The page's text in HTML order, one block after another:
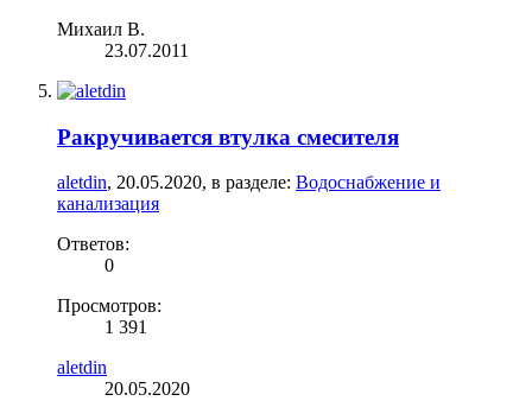
Михаил В.
23.07.2011
Ракручивается втулка смесителя
aletdin, 20.05.2020, в разделе: Водоснабжение и
канализация
Ответов:
0
Просмотров:
1 391
aletdin
20.05.2020